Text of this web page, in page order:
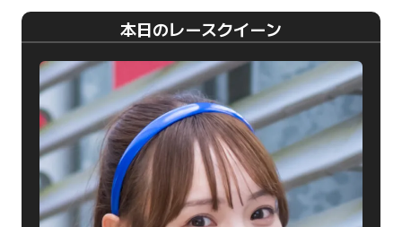
本日のレースクイーン